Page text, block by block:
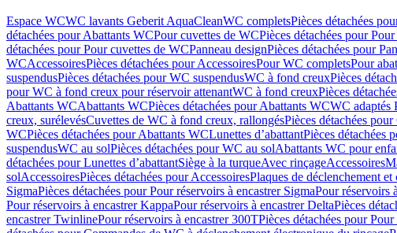
Espace WCWC lavants Geberit AquaCleanWC completsPièces détachées
détachées pour Abattants WCPour cuvettes de WCPièces détachées pour
détachées pour Pour cuvettes de WCPanneau designPièces détachées pour
WCAccessoiresPièces détachées pour AccessoiresPour WC completsPour
suspendusPièces détachées pour WC suspendusWC à fond creuxPièces
pour WC à fond creux pour réservoir attenantWC à fond creuxPièces
Abattants WCAbattants WCPièces détachées pour Abattants WCWC adaptés
creux, surélevésCuvettes de WC à fond creux, rallongésPièces détachées
WCPièces détachées pour Abattants WCLunettes d’abattantPièces détachées
suspendusWC au solPièces détachées pour WC au solAbattants WC pour
détachées pour Lunettes d’abattantSiège à la turqueAvec rinçageAccessoires
solAccessoiresPièces détachées pour AccessoiresPlaques de déclenchement
SigmaPièces détachées pour Pour réservoirs à encastrer SigmaPour réservoirs
Pour réservoirs à encastrer KappaPour réservoirs à encastrer DeltaPièces
encastrer TwinlinePour réservoirs à encastrer 300TPièces détachées pour